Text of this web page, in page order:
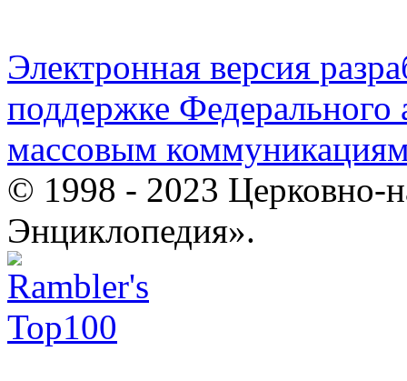
Электронная версия
поддержке Федерального
массовым
© 1998 - 2023 Церковно-
Энциклопедия».